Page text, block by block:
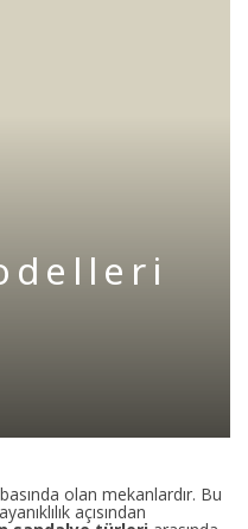
olan mekanlardır. Bu
açısından